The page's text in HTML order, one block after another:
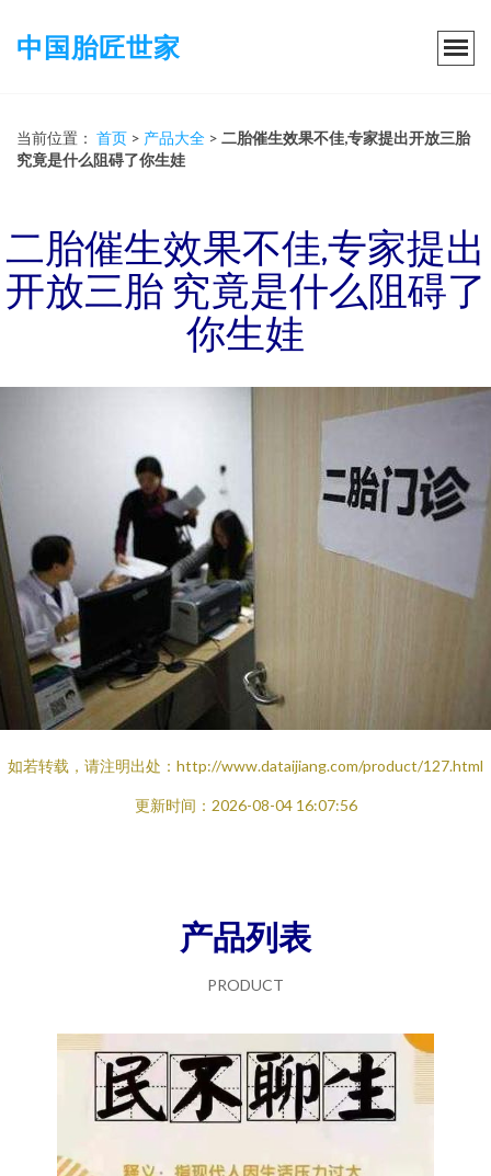
中国胎匠世家
当前位置： 首页 > 产品大全 > 二胎催生效果不佳,专家提出开放三胎
究竟是什么阻碍了你生娃
二胎催生效果不佳,专家提出
开放三胎 究竟是什么阻碍了
你生娃
如若转载，请注明出处：http://www.dataijiang.com/product/127.html
更新时间：2026-08-04 16:07:56
产品列表
PRODUCT